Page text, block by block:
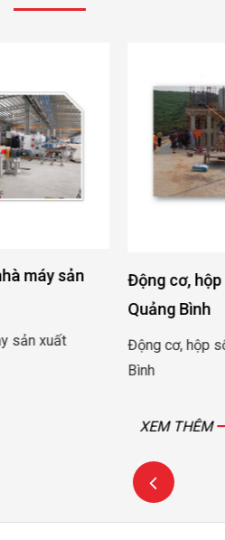
Động cơ, hộp số nâng hạ cửa
Động cơ, hộp số nâng hạ cửa đập